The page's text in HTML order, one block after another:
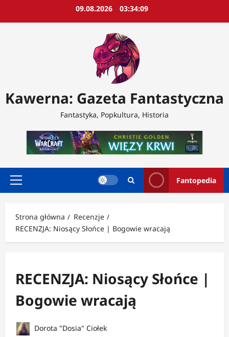
09.08.2026 03:34:11
Kawerna: Gazeta Fantastyczna
Fantastyka, Popkultura, Historia
Menu
Fantopedia
Strona główna
Recenzje
RECENZJA: Niosący Słońce | Bogowie wracają
RECENZJA: Niosący Słońce |
Bogowie wracają
Dorota "Dosia" Ciołek